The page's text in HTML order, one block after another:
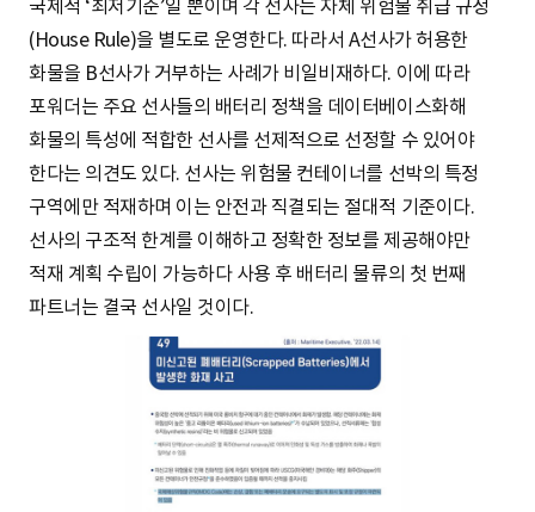
국제적 ‘최저기준’일 뿐이며 각 선사는 자체 위험물 취급 규정
(House Rule)을 별도로 운영한다. 따라서 A선사가 허용한
화물을 B선사가 거부하는 사례가 비일비재하다. 이에 따라
포워더는 주요 선사들의 배터리 정책을 데이터베이스화해
화물의 특성에 적합한 선사를 선제적으로 선정할 수 있어야
한다는 의견도 있다. 선사는 위험물 컨테이너를 선박의 특정
구역에만 적재하며 이는 안전과 직결되는 절대적 기준이다.
선사의 구조적 한계를 이해하고 정확한 정보를 제공해야만
적재 계획 수립이 가능하다 사용 후 배터리 물류의 첫 번째
파트너는 결국 선사일 것이다.